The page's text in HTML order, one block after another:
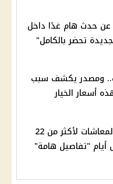
حدث هام غدًا داخل
تحضر بالكامل"
ومصدر يكشف سبب
أسعار الخيار
حقيقة تبكير قبض المعاشات لأكثر من 22
"تفاصيل هامة"